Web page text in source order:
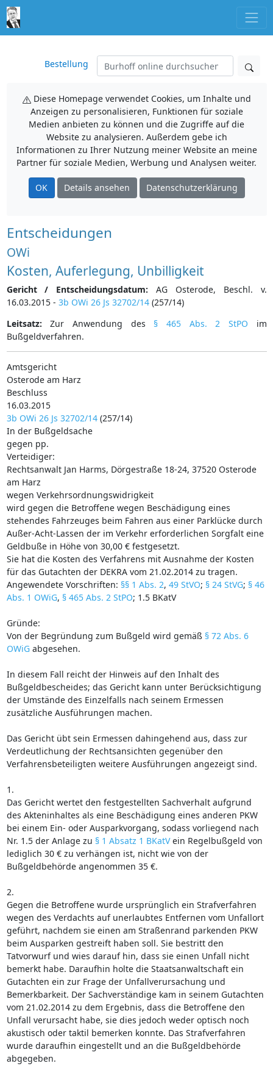
Bestellung
Diese Homepage verwendet Cookies, um Inhalte und
Anzeigen zu personalisieren, Funktionen für soziale
Medien anbieten zu können und die Zugriffe auf die
Website zu analysieren. Außerdem gebe ich
Informationen zu Ihrer Nutzung meiner Website an meine
Partner für soziale Medien, Werbung und Analysen weiter.
OK Details ansehen Datenschutzerklärung
Entscheidungen
OWi
Kosten, Auferlegung, Unbilligkeit
Gericht / Entscheidungsdatum: AG Osterode, Beschl. v.
16.03.2015 - 3b OWi 26 Js 32702/14(257/14)
Leitsatz: Zur Anwendung des § 465 Abs. 2 StPO im
Bußgeldverfahren.
Amtsgericht
Osterode am Harz
Beschluss
16.03.2015
3b OWi 26 Js 32702/14(257/14)
In der Bußgeldsache
gegen pp.
Verteidiger:
Rechtsanwalt Jan Harms, Dörgestraße 18-24, 37520 Osterode
am Harz
wegen Verkehrsordnungswidrigkeit
wird gegen die Betroffene wegen Beschädigung eines
stehendes Fahrzeuges beim Fahren aus einer Parklücke durch
Außer-Acht-Lassen der im Verkehr erforderlichen Sorgfalt eine
Geldbuße in Höhe von 30,00 € festgesetzt.
Sie hat die Kosten des Verfahrens mit Ausnahme der Kosten
für das Gutachten der DEKRA vom 21.02.2014 zu tragen.
Angewendete Vorschriften: §§ 1 Abs. 2, 49 StVO; § 24 StVG; § 46
Abs. 1 OWiG, § 465 Abs. 2 StPO; 1.5 BKatV
Gründe:
Von der Begründung zum Bußgeld wird gemäß § 72 Abs. 6
OWiGabgesehen.
In diesem Fall reicht der Hinweis auf den Inhalt des
Bußgeldbescheides; das Gericht kann unter Berücksichtigung
der Umstände des Einzelfalls nach seinem Ermessen
zusätzliche Ausführungen machen.
Das Gericht übt sein Ermessen dahingehend aus, dass zur
Verdeutlichung der Rechtsansichten gegenüber den
Verfahrensbeteiligten weitere Ausführungen angezeigt sind.
1.
Das Gericht wertet den festgestellten Sachverhalt aufgrund
des Akteninhaltes als eine Beschädigung eines anderen PKW
bei einem Ein- oder Ausparkvorgang, sodass vorliegend nach
Nr. 1.5 der Anlage zu § 1 Absatz 1 BKatVein Regelbußgeld von
lediglich 30 € zu verhängen ist, nicht wie von der
Bußgeldbehörde angenommen 35 €.
2.
Gegen die Betroffene wurde ursprünglich ein Strafverfahren
wegen des Verdachts auf unerlaubtes Entfernen vom Unfallort
geführt, nachdem sie einen am Straßenrand parkenden PKW
beim Ausparken gestreift haben soll. Sie bestritt den
Tatvorwurf und wies darauf hin, dass sie einen Unfall nicht
bemerkt habe. Daraufhin holte die Staatsanwaltschaft ein
Gutachten ein zur Frage der Unfallverursachung und
Bemerkbarkeit. Der Sachverständige kam in seinem Gutachten
vom 21.02.2014 zu dem Ergebnis, dass die Betroffene den
Unfall verursacht habe, sie dies jedoch weder optisch noch
akustisch oder taktil bemerken konnte. Das Strafverfahren
wurde daraufhin eingestellt und an die Bußgeldbehörde
abgegeben.